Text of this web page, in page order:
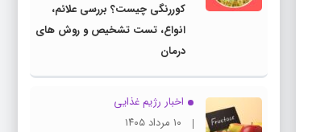
کوررنگی چیست؟ بررسی علائم،
انواع، تست تشخیص و روش های
درمان
اخبار رژیم غذایی
۱۰ مرداد ۱۴۰۵